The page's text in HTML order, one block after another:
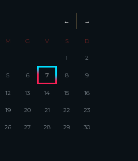
M G V S D
1 2
5 6 7 8 9
12 13 14 15 16
19 20 21 22 23
26 27 28 29 30